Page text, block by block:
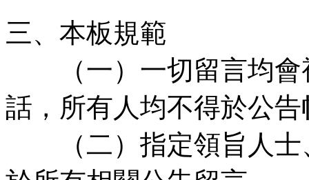
三、本板規範
（一）一切留言均會
話，所有人均不得於公
（二）指定領旨人士